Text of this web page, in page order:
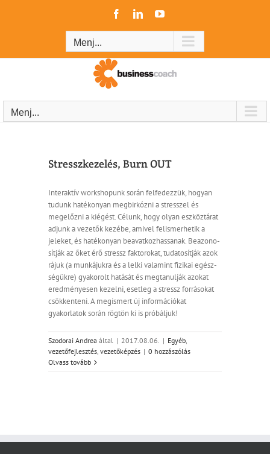
FacebookLinkedInYouTube
Menj...
Menj...
Stresszkezelés, Burn OUT
Interaktív workshopunk során felfedezzük, hogyan
tudunk hatékonyan megbirkózni a stresszel és
megelőzni a kiégést. Célunk, hogy olyan eszköztárat
adjunk a vezetők kezébe, amivel felismerhetik a
jeleket, és hatékonyan beavatkozhassanak. Be­azo­no­
sít­ják az őket érő stressz fak­to­ro­kat, tu­da­to­sít­ják azok
rá­juk (a mun­ká­juk­ra és a lel­ki va­la­mint fi­zi­kai egész­
sé­gük­re) gya­ko­rolt ha­tá­sát és meg­ta­nul­ják azo­kat
ered­mé­nye­sen ke­zel­ni, eset­leg a stressz for­rá­so­kat
csök­ken­te­ni. A megismert új információkat
gyakorlatok során rögtön ki is próbáljuk!
Szodorai Andrea által | 2017.08.06. | Egyéb,
vezetőfejlesztés, vezetőképzés | 0 hozzászólás
Olvass tovább